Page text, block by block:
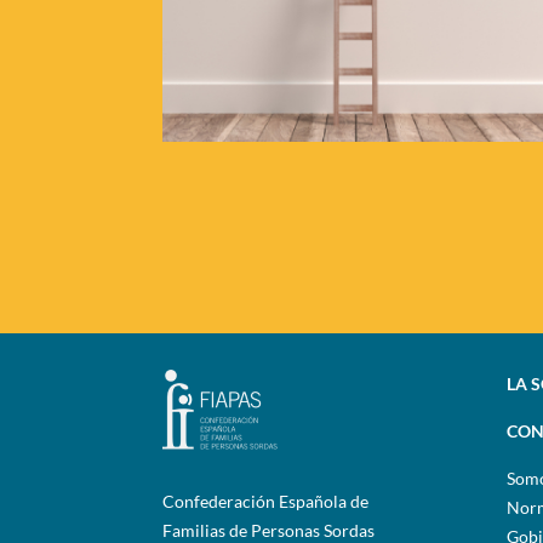
Confederación Española de
Familias de Personas Sordas
LA